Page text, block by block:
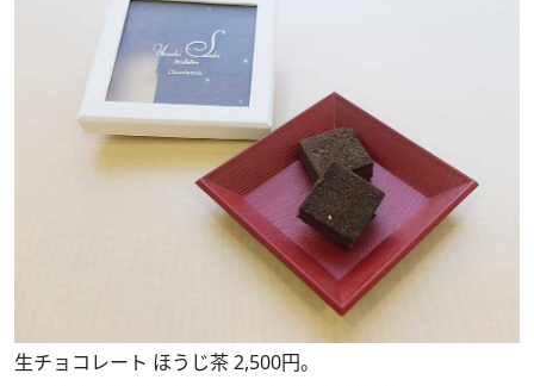
生チョコレート ほうじ茶 2,500円。